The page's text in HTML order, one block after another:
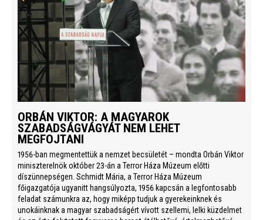
ORBÁN VIKTOR: A MAGYAROK
SZABADSÁGVÁGYÁT NEM LEHET
MEGFOJTANI
1956-ban megmentettük a nemzet becsületét – mondta Orbán Viktor
miniszterelnök október 23-án a Terror Háza Múzeum előtti
díszünnepségen. Schmidt Mária, a Terror Háza Múzeum
főigazgatója ugyanitt hangsúlyozta, 1956 kapcsán a legfontosabb
feladat számunkra az, hogy miképp tudjuk a gyerekeinknek és
unokáinknak a magyar szabadságért vívott szellemi, lelki küzdelmet